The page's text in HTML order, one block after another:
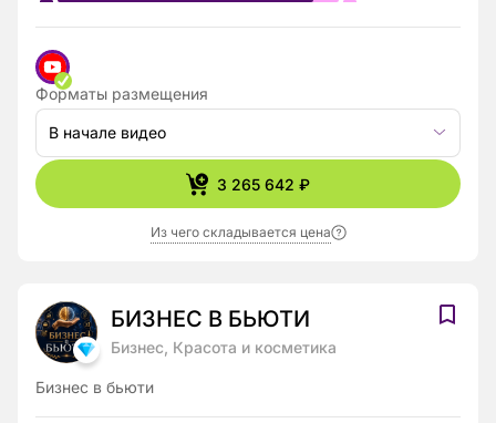
Форматы размещения
В начале видео
3 265 642 ₽
Из чего складывается цена
БИЗНEC В БЬЮТИ
Бизнес, Красота и косметика
Бизнес в бьюти